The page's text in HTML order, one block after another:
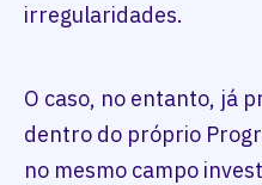
irregularidades.
O caso, no entanto, já
dentro do próprio
no mesmo campo